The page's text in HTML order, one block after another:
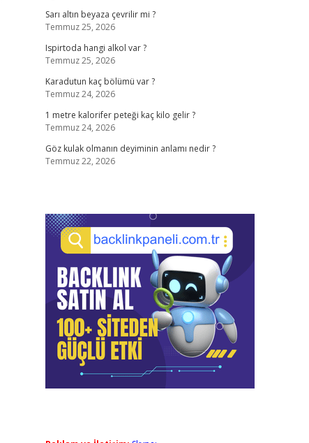
Sarı altın beyaza çevrilir mi ?
Temmuz 25, 2026
Ispirtoda hangi alkol var ?
Temmuz 25, 2026
Karadutun kaç bölümü var ?
Temmuz 24, 2026
1 metre kalorifer peteği kaç kilo gelir ?
Temmuz 24, 2026
Göz kulak olmanın deyiminin anlamı nedir ?
Temmuz 22, 2026